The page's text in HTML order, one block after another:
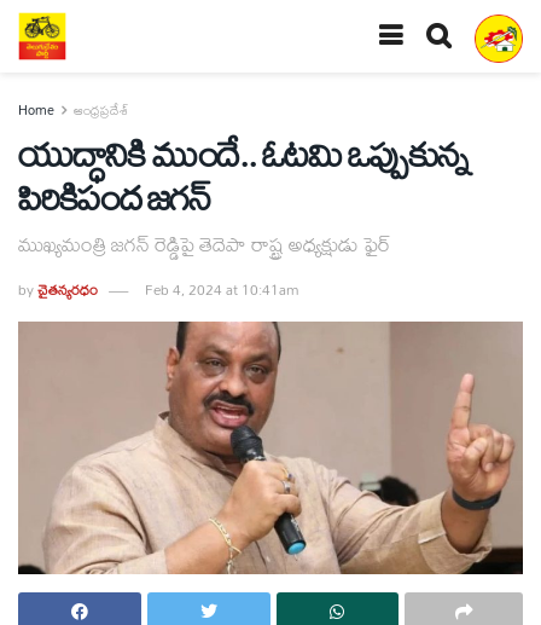
Home ఆంధ్రప్రదేశ్
యుద్ధానికి ముందే.. ఓటమి ఒప్పుకున్న
పిరికిపంద జగన్‌
ముఖ్యమంత్రి జగన్ రెడ్డిపై తెదెపా రాష్ట్ర అధ్యక్షుడు ఫైర్
byచైతన్యరధం Feb 4, 2024 at 10:41am